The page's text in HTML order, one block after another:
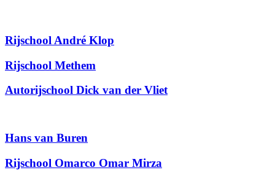
Rijschool André Klop
Rijschool Methem
Autorijschool Dick van der Vliet
Hans van Buren
Rijschool Omarco Omar Mirza